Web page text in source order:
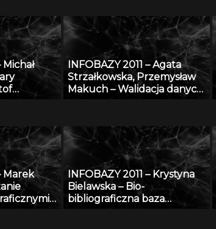
Cong Le
i
wyszukiwania pojazdów w
bazie danych
Michał
Zdanowicz
w oparciu
INFOBAZY 2011 – Agata
Strzałkowska, Przemysław
Makuch – Walidacja danych
atmosferycznych
Marek
INFOBAZY 2011 – Krystyna
Bielawska – Bio-
bibliograficzna baza